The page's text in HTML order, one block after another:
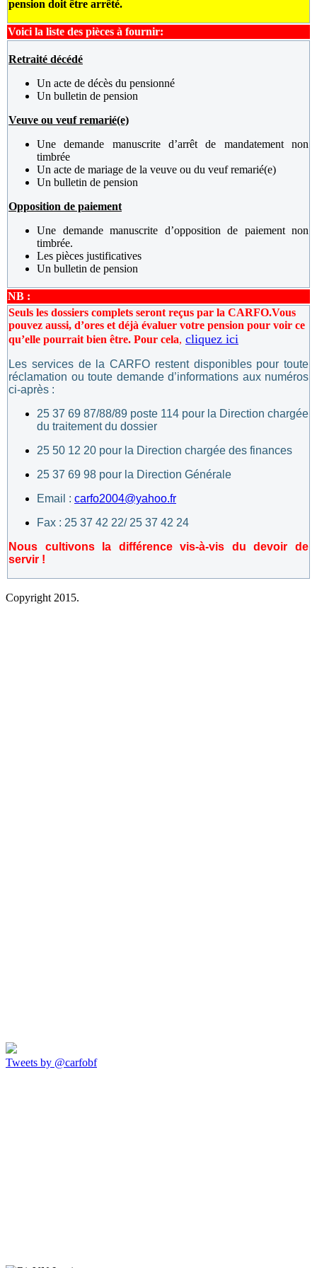
pension doit être arrêté.
Voici la liste des pièces à fournir:
Retraité décédé
Un acte de décès du pensionné
Un bulletin de pension
Veuve ou veuf remarié(e)
Une demande manuscrite d’arrêt de mandatement non
timbrée
Un acte de mariage de la veuve ou du veuf remarié(e)
Un bulletin de pension
Opposition de paiement
Une demande manuscrite d’opposition de paiement non
timbrée.
Les pièces justificatives
Un bulletin de pension
NB :
Seuls les dossiers complets seront reçus par la CARFO.Vous
pouvez aussi, d’ores et déjà évaluer votre pension pour voir ce
qu’elle pourrait bien être. Pour cela, cliquez ici
Les services de la CARFO restent disponibles pour toute
réclamation ou toute demande d’informations aux numéros
ci-après :
25 37 69 87/88/89 poste 114 pour la Direction chargée
du traitement du dossier
25 50 12 20 pour la Direction chargée des finances
25 37 69 98 pour la Direction Générale
Email : carfo2004@yahoo.fr
Fax : 25 37 42 22/ 25 37 42 24
Nous cultivons la différence vis-à-vis du devoir de
servir !
Copyright 2015.
Tweets by @carfobf